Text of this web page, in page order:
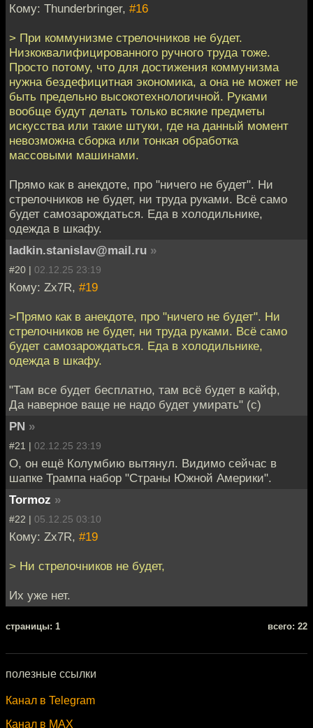
Кому: Thunderbringer, #16
> При коммунизме стрелочников не будет.
Низкоквалифицированного ручного труда тоже.
Просто потому, что для достижения коммунизма
нужна бездефицитная экономика, а она не может не
быть предельно высокотехнологичной. Руками
вообще будут делать только всякие предметы
искусства или такие штуки, где на данный момент
невозможна сборка или тонкая обработка
массовыми машинами.
Прямо как в анекдоте, про "ничего не будет". Ни
стрелочников не будет, ни труда руками. Всё само
будет самозарождаться. Еда в холодильнике,
одежда в шкафу.
ladkin.stanislav@mail.ru »
#20 | 02.12.25 23:19
Кому: Zx7R, #19
>Прямо как в анекдоте, про "ничего не будет". Ни
стрелочников не будет, ни труда руками. Всё само
будет самозарождаться. Еда в холодильнике,
одежда в шкафу.
"Там все будет бесплатно, там всё будет в кайф,
Да наверное ваще не надо будет умирать" (с)
PN »
#21 | 02.12.25 23:19
О, он ещё Колумбию вытянул. Видимо сейчас в
шапке Трампа набор "Страны Южной Америки".
Tormoz »
#22 | 05.12.25 03:10
Кому: Zx7R, #19
> Ни стрелочников не будет,
Их уже нет.
cтраницы: 1 всего: 22
полезные ссылки
Канал в Telegram
Канал в MAX